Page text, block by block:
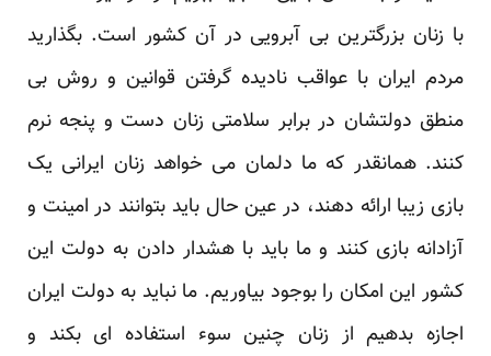
با زنان بزرگترین بی آبرویی در آن کشور است. بگذارید
مردم ایران با عواقب نادیده گرفتن قوانین و روش بی
منطق دولتشان در برابر سلامتی زنان دست و پنجه نرم
کنند. همانقدر که ما دلمان می خواهد زنان ایرانی یک
بازی زیبا ارائه دهند، در عین حال باید بتوانند در امینت و
آزادانه بازی کنند و ما باید با هشدار دادن به دولت این
کشور این امکان را بوجود بیاوریم. ما نباید به دولت ایران
اجازه بدهیم از زنان چنین سوء استفاده ای بکند و